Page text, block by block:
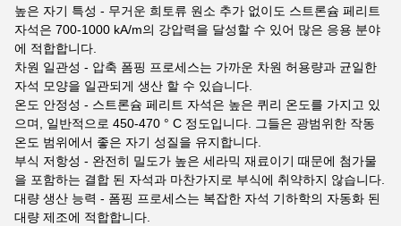
높은 자기 특성 - 무거운 희토류 원소 추가 없이도 스트론슘 페리트
자석은 700-1000 kA/m의 강압력을 달성할 수 있어 많은 응용 분야
에 적합합니다.
차원 일관성 - 압축 폼핑 프로세스는 가까운 차원 허용량과 균일한
자석 모양을 일관되게 생산 할 수 있습니다.
온도 안정성 - 스트론슘 페리트 자석은 높은 퀴리 온도를 가지고 있
으며, 일반적으로 450-470 ° C 정도입니다. 그들은 광범위한 작동
온도 범위에서 좋은 자기 성질을 유지합니다.
부식 저항성 - 완전히 밀도가 높은 세라믹 재료이기 때문에 첨가물
을 포함하는 결합 된 자석과 마찬가지로 부식에 취약하지 않습니다.
대량 생산 능력 - 폼핑 프로세스는 복잡한 자석 기하학의 자동화 된
대량 제조에 적합합니다.